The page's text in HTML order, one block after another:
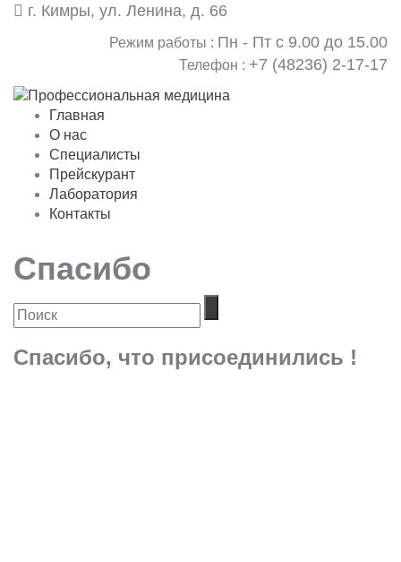
г. Кимры, ул. Ленина, д. 66
Режим работы : Пн - Пт с 9.00 до 15.00
Телефон : +7 (48236) 2-17-17
Главная
О нас
Специалисты
Прейскурант
Лаборатория
Контакты
Спасибо
Спасибо, что присоединились !